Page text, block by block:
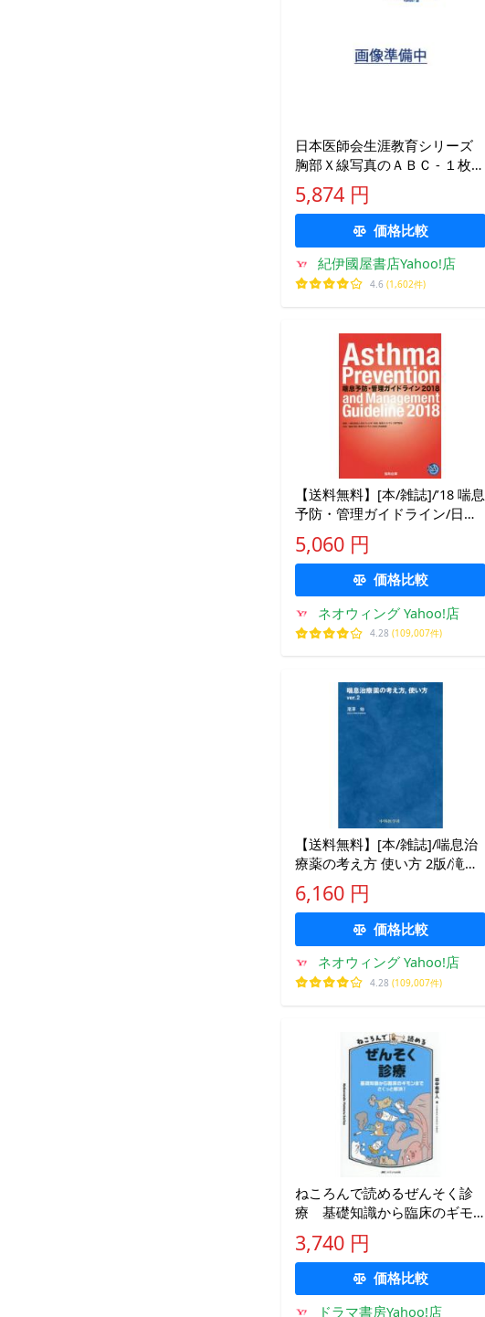
日本医師会生涯教育シリーズ
胸部Ｘ線写真のＡＢＣ - １枚の
フィルムから
5,874 円
価格比較
紀伊國屋書店Yahoo!店
4.6 (1,602件)
【送料無料】[本/雑誌]/’18 喘息
予防・管理ガイドライン/日本
アレルギー学会喘息ガイドラ
イン専門部会/監修
5,060 円
価格比較
ネオウィング Yahoo!店
4.28 (109,007件)
【送料無料】[本/雑誌]/喘息治
療薬の考え方 使い方 2版/滝澤
始/著
6,160 円
価格比較
ネオウィング Yahoo!店
4.28 (109,007件)
ねころんで読めるぜんそく診
療 基礎知識から臨床のギモ
ンまでさくっと解決! 田中希
宇人/著
3,740 円
価格比較
ドラマ書房Yahoo!店